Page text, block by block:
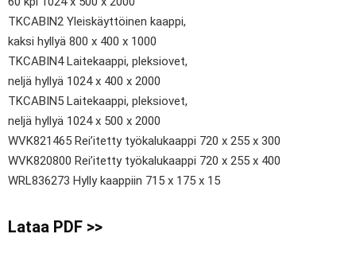
TKCABIN2 Yleiskäyttöinen kaappi,
kaksi hyllyä 800 x 400 x 1000
TKCABIN4 Laitekaappi, pleksiovet,
neljä hyllyä 1024 x 400 x 2000
TKCABIN5 Laitekaappi, pleksiovet,
neljä hyllyä 1024 x 500 x 2000
WVK821465 Rei’itetty työkalukaappi 720 x 255 x 300
WVK820800 Rei’itetty työkalukaappi 720 x 255 x 400
WRL836273 Hylly kaappiin 715 x 175 x 15
Lataa PDF >>